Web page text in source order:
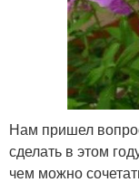
Нам пришел
сделать в этом
чем можно